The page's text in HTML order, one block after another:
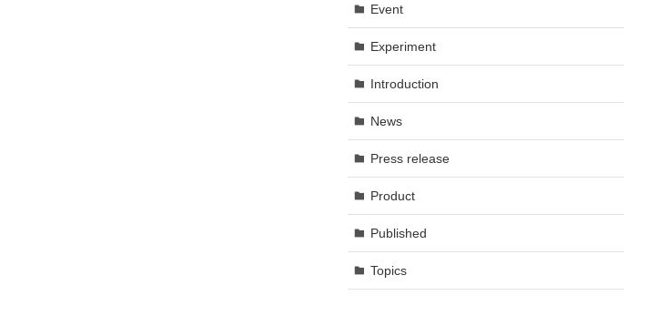
Event
Experiment
Introduction
News
Press release
Product
Published
Topics